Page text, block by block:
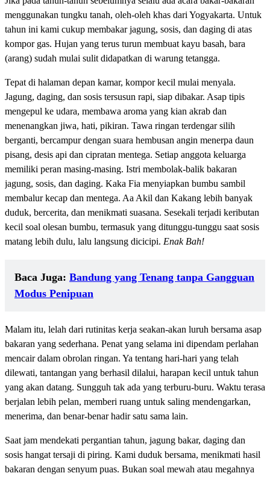
menggunakan tungku tanah, oleh-oleh khas dari Yogyakarta. Untuk
tahun ini kami cukup membakar jagung, sosis, dan daging di atas
kompor gas. Hujan yang terus turun membuat kayu basah, bara
(arang) sudah mulai sulit didapatkan di warung tetangga.
Tepat di halaman depan kamar, kompor kecil mulai menyala.
Jagung, daging, dan sosis tersusun rapi, siap dibakar. Asap tipis
mengepul ke udara, membawa aroma yang kian akrab dan
menenangkan jiwa, hati, pikiran. Tawa ringan terdengar silih
berganti, bercampur dengan suara hembusan angin menerpa daun
pisang, desis api dan cipratan mentega. Setiap anggota keluarga
memiliki peran masing-masing. Istri membolak-balik bakaran
jagung, sosis, dan daging. Kaka Fia menyiapkan bumbu sambil
membalur kecap dan mentega. Aa Akil dan Kakang lebih banyak
duduk, bercerita, dan menikmati suasana. Sesekali terjadi keributan
kecil soal olesan bumbu, termasuk yang ditunggu-tunggu saat sosis
matang lebih dulu, lalu langsung dicicipi. Enak Bah!
Baca Juga: Bandung yang Tenang tanpa Gangguan
Modus Penipuan
Malam itu, lelah dari rutinitas kerja seakan-akan luruh bersama asap
bakaran yang sederhana. Penat yang selama ini dipendam perlahan
mencair dalam obrolan ringan. Ya tentang hari-hari yang telah
dilewati, tantangan yang berhasil dilalui, harapan kecil untuk tahun
yang akan datang. Sungguh tak ada yang terburu-buru. Waktu terasa
berjalan lebih pelan, memberi ruang untuk saling mendengarkan,
menerima, dan benar-benar hadir satu sama lain.
Saat jam mendekati pergantian tahun, jagung bakar, daging dan
sosis hangat tersaji di piring. Kami duduk bersama, menikmati hasil
bakaran dengan senyum puas. Bukan soal mewah atau megahnya